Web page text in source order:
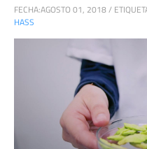
FECHA:AGOSTO 01, 2018/
HASS